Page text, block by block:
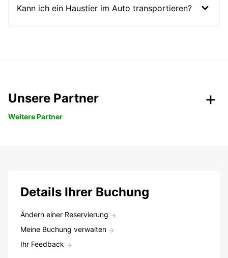
Kann ich ein Haustier im Auto transportieren?
Unsere Partner
Weitere Partner
Details Ihrer Buchung
Ändern einer Reservierung
Meine Buchung verwalten
Ihr Feedback